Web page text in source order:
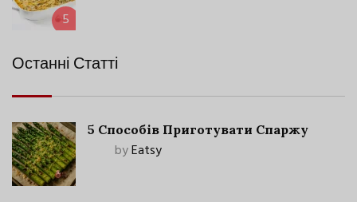
5
Останні Статті
5 Способів Приготувати Спаржу
byEatsy